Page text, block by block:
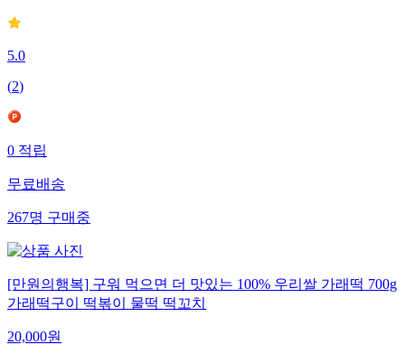
5.0
(2)
0 적립
무료배송
267명 구매중
[만원의행복] 구워 먹으면 더 맛있는 100% 우리쌀 가래떡 700g
가래떡구이 떡볶이 물떡 떡꼬치
20,000원